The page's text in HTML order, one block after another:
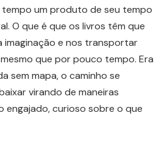
um produto de seu tempo
O que é que os livros têm que
e nos transportar
que por pouco tempo. Era
sem mapa, o caminho se
virando de maneiras
engajado, curioso sobre o que